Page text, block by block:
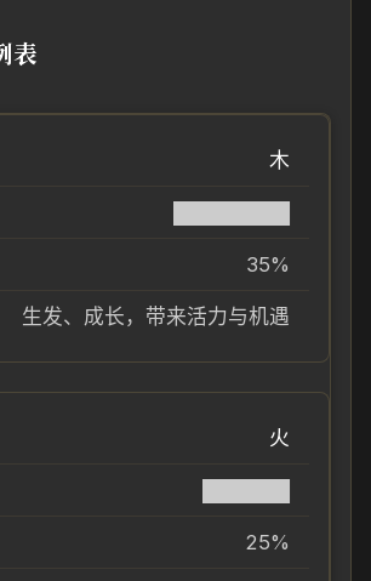
表
木
35%
生发、成长，带来活力与机遇
火
25%